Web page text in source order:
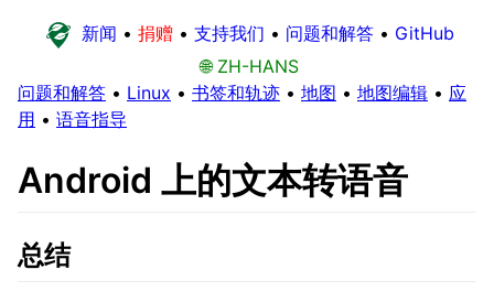
新闻 • 捐赠 • 支持我们 • 问题和解答 • GitHub
🌐 ZH-HANS
问题和解答 • Linux • 书签和轨迹 • 地图 • 地图编辑 • 应
用 • 语音指导
Android 上的文本转语音
总结